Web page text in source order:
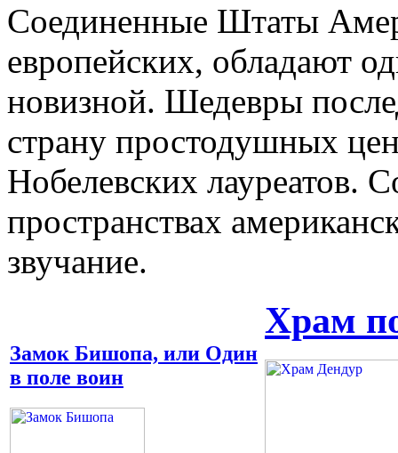
Соединенные Штаты
европейских, обладают
новизной. Шедевры
страну простодушных
Нобелевских лауреатов.
пространствах
звучание.
Замок Бишопа, или Один
в поле воин
Храм